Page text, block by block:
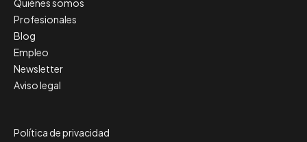
Quiénes somos
Profesionales
Blog
Empleo
Newsletter
Aviso legal
Política de privacidad